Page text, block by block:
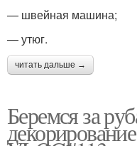
— швейная машина;
— утюг.
читать дальше →
Беремся за